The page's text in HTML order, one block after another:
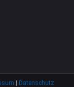
Datenschutz